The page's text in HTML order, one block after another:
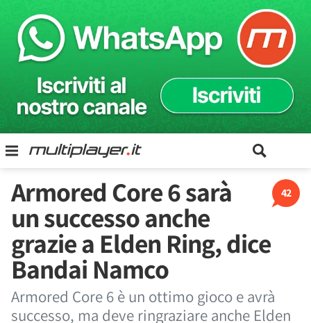
42
Armored Core 6 sarà
un successo anche
grazie a Elden Ring, dice
Bandai Namco
Armored Core 6 è un ottimo gioco e avrà
successo, ma deve ringraziare anche Elden